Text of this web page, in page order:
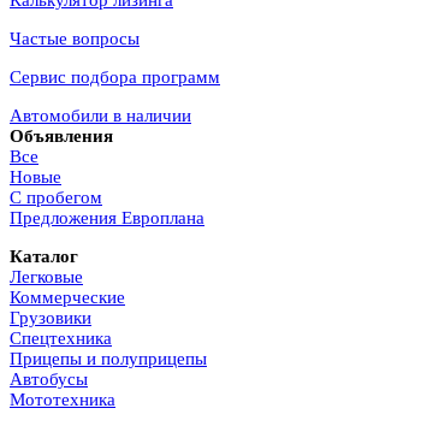
Частые вопросы
Сервис подбора программ
Автомобили в наличии
Объявления
Все
Новые
С пробегом
Предложения Европлана
Каталог
Легковые
Коммерческие
Грузовики
Спецтехника
Прицепы и полуприцепы
Автобусы
Мототехника